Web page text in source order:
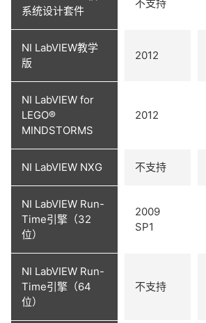
系统设计套件
不支持
NI LabVIEW教学
版
2012
NI LabVIEW for
LEGO®
MINDSTORMS
2012
NI LabVIEW NXG 不支持
NI LabVIEW Run-
Time引擎（32
位）
2009
SP1
NI LabVIEW Run-
Time引擎（64
位）
不支持